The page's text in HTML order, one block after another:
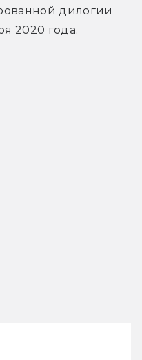
дилогии
2020 года.